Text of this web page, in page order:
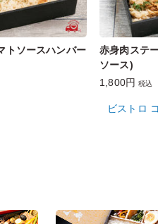
トソースハンバー
赤身肉ステ
ソース)
1,800円 税込
ビストロ